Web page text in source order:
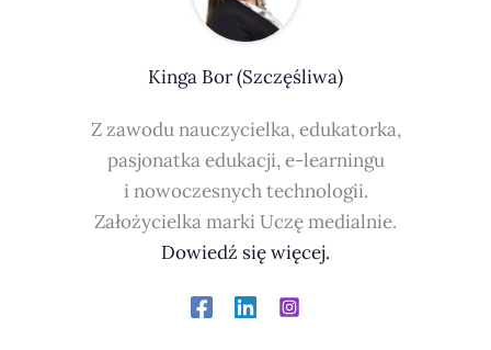
Kinga Bor (Szczęśliwa)
Z zawodu nauczycielka, edukatorka,
pasjonatka edukacji, e-learningu
i nowoczesnych technologii.
Założycielka marki Uczę medialnie.
Dowiedź się więcej.